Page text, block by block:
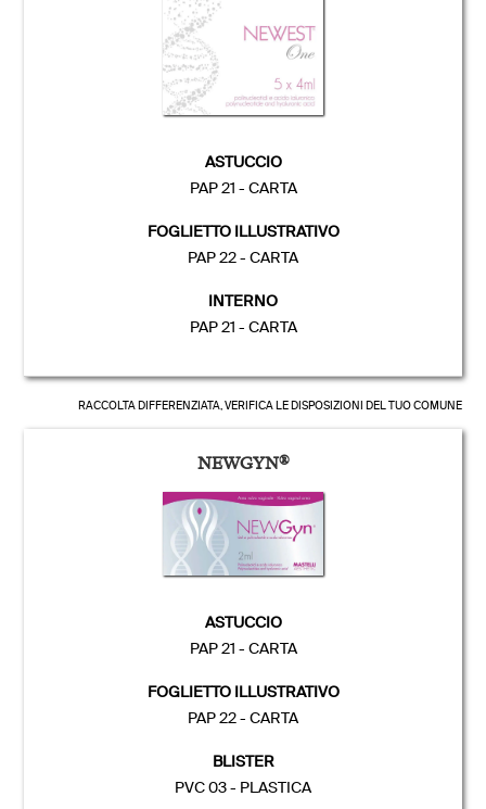
ASTUCCIO
PAP 21 - CARTA
FOGLIETTO ILLUSTRATIVO
PAP 22 - CARTA
INTERNO
PAP 21 - CARTA
RACCOLTA DIFFERENZIATA, VERIFICA LE DISPOSIZIONI DEL TUO COMUNE
NEWGYN®
ASTUCCIO
PAP 21 - CARTA
FOGLIETTO ILLUSTRATIVO
PAP 22 - CARTA
BLISTER
PVC 03 - PLASTICA